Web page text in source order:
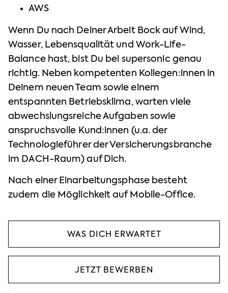
AWS
Wenn Du nach Deiner Arbeit Bock auf Wind,
Wasser, Lebensqualität und Work-Life-
Balance hast, bist Du bei supersonic genau
richtig. Neben kompetenten Kollegen:innen in
Deinem neuen Team sowie einem
entspannten Betriebsklima, warten viele
abwechslungsreiche Aufgaben sowie
anspruchsvolle Kund:innen (u.a. der
Technologieführer der Versicherungsbranche
im DACH-Raum) auf Dich.
Nach einer Einarbeitungsphase besteht
zudem die Möglichkeit auf Mobile-Office.
WAS DICH ERWARTET
JETZT BEWERBEN